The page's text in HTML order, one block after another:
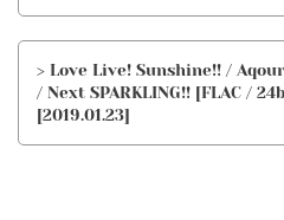
> Love Live! Sunshine!! /
/ Next SPARKLING!! [FLAC /
[2019.01.23]